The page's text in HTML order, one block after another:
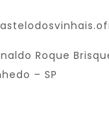
Roque
– SP